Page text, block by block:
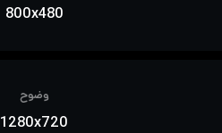
800x480
وضوح
1280x720